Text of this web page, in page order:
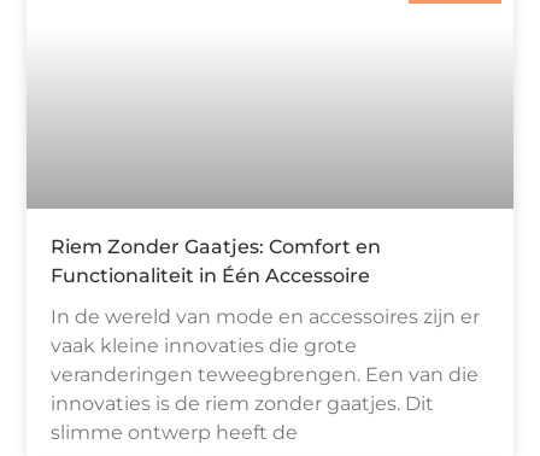
Riem Zonder Gaatjes: Comfort en
Functionaliteit in Één Accessoire
In de wereld van mode en accessoires zijn er
vaak kleine innovaties die grote
veranderingen teweegbrengen. Een van die
innovaties is de riem zonder gaatjes. Dit
slimme ontwerp heeft de